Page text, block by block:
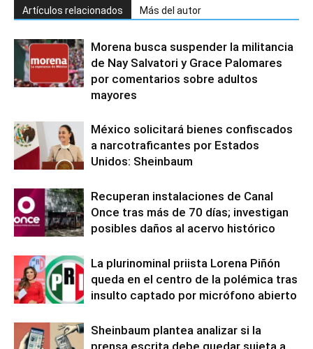
Artículos relacionados Más del autor
Morena busca suspender la militancia
de Nay Salvatori y Grace Palomares
por comentarios sobre adultos
mayores
México solicitará bienes confiscados
a narcotraficantes por Estados
Unidos: Sheinbaum
Recuperan instalaciones de Canal
Once tras más de 70 días; investigan
posibles daños al acervo histórico
La plurinominal priista Lorena Piñón
queda en el centro de la polémica tras
insulto captado por micrófono abierto
Sheinbaum plantea analizar si la